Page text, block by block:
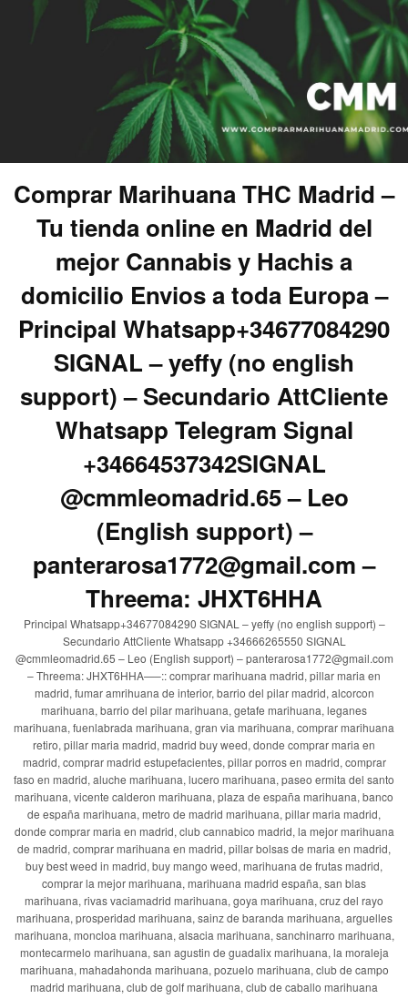
Comprar Marihuana THC Madrid –
Tu tienda online en Madrid del
mejor Cannabis y Hachis a
domicilio Envios a toda Europa –
Principal Whatsapp+34677084290
SIGNAL – yeffy (no english
support) – Secundario AttCliente
Whatsapp Telegram Signal
+34664537342SIGNAL
@cmmleomadrid.65 – Leo
(English support) –
panterarosa1772@gmail.com –
Threema: JHXT6HHA
Principal Whatsapp+34677084290 SIGNAL – yeffy (no english support) –
Secundario AttCliente Whatsapp +34666265550 SIGNAL
@cmmleomadrid.65 – Leo (English support) – panterarosa1772@gmail.com
– Threema: JHXT6HHA—–:: comprar marihuana madrid, pillar maria en
madrid, fumar amrihuana de interior, barrio del pilar madrid, alcorcon
marihuana, barrio del pilar marihuana, getafe marihuana, leganes
marihuana, fuenlabrada marihuana, gran via marihuana, comprar marihuana
retiro, pillar maria madrid, madrid buy weed, donde comprar maria en
madrid, comprar madrid estupefacientes, pillar porros en madrid, comprar
faso en madrid, aluche marihuana, lucero marihuana, paseo ermita del santo
marihuana, vicente calderon marihuana, plaza de españa marihuana, banco
de españa marihuana, metro de madrid marihuana, pillar maria madrid,
donde comprar maria en madrid, club cannabico madrid, la mejor marihuana
de madrid, comprar marihuana en madrid, pillar bolsas de maria en madrid,
buy best weed in madrid, buy mango weed, marihuana de frutas madrid,
comprar la mejor marihuana, marihuana madrid españa, san blas
marihuana, rivas vaciamadrid marihuana, goya marihuana, cruz del rayo
marihuana, prosperidad marihuana, sainz de baranda marihuana, arguelles
marihuana, moncloa marihuana, alsacia marihuana, sanchinarro marihuana,
montecarmelo marihuana, san agustin de guadalix marihuana, la moraleja
marihuana, mahadahonda marihuana, pozuelo marihuana, club de campo
madrid marihuana, club de golf marihuana, club de caballo marihuana